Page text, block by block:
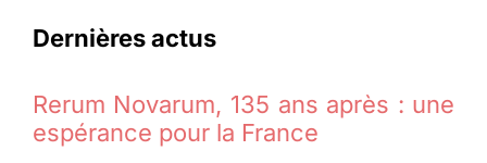
Dernières actus
Rerum Novarum, 135 ans après : une
espérance pour la France